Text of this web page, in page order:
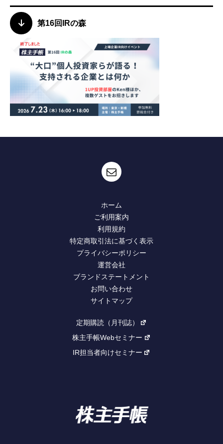
第16回IRの森
ホーム
ご利用案内
利用規約
特定商取引法に基づく表示
プライバシーポリシー
運営会社
ブランドステートメント
お問い合わせ
サイトマップ
定期購読（月刊誌）
株主手帳Webセミナー
IR担当者向けセミナー